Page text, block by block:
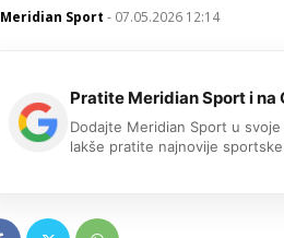
Meridian Sport - 07.05.2026 12:14
Pratite Meridian Sport i na
Dodajte Meridian Sport u
lakše pratite najnovije